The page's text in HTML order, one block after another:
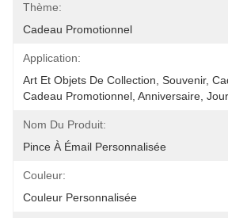
Thème:
Cadeau Promotionnel
Application:
Art Et Objets De Collection, Souvenir,
Cadeau Promotionnel, Anniversaire,
Nom Du Produit:
Pince À Émail Personnalisée
Couleur:
Couleur Personnalisée